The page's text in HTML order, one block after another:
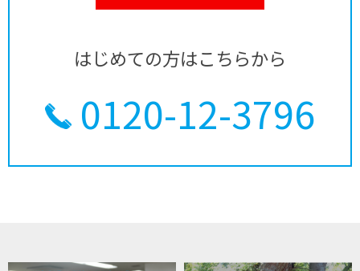
はじめての方はこちらから
0120-12-3796